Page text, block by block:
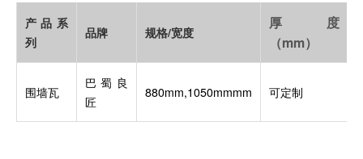
产品系
列
品牌 规格/宽度
厚度
（mm）
围墙瓦
巴蜀良
匠
880mm,1050mmmm 可定制